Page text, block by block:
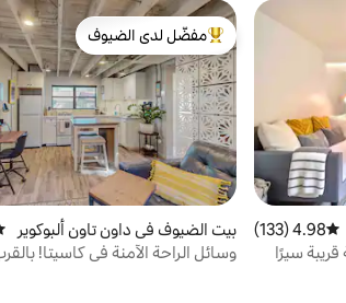
متوسط التقييم 4.98 من 5، 133 مراجعات
4.98 (133)
سيرًا
من أبرز البيوت المفضّلة لدى الضيوف
مفضّل لدى الضيوف
بيت الضيوف في داون تاون ألبوكوير
كي
وسائل الراحة الآمنة في كاسيتا!